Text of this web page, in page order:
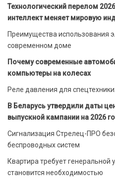
Технологический перелом
интеллект меняет мировую
Преимущества использования
современном доме
Почему современные
компьютеры на колесах
Реле давления для
В Беларусь утвердили даты
выпускной кампании на 2026
Сигнализация Стрелец-ПРО
беспроводных систем
Квартира требует генеральной
становится необходимостью